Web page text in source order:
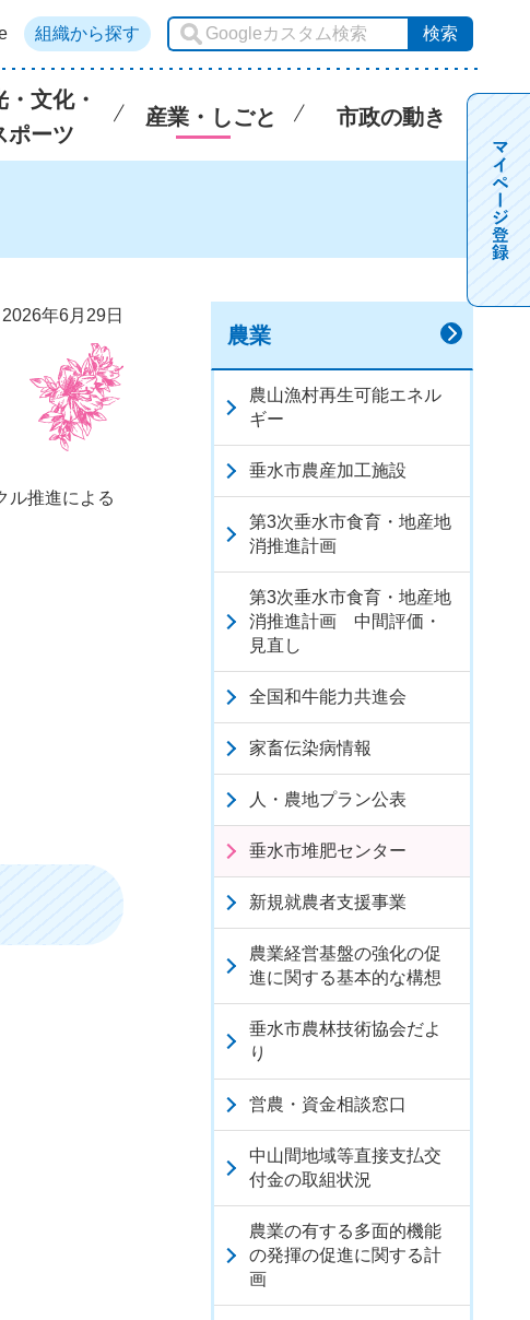
組織から探す
・文化・
ポーツ
産業・しごと 市政の動き
年6月29日
ル推進による
農業
農山漁村再生可能エネル
ギー
垂水市農産加工施設
第3次垂水市食育・地産地
消推進計画
第3次垂水市食育・地産地
消推進計画 中間評価・
見直し
全国和牛能力共進会
家畜伝染病情報
人・農地プラン公表
垂水市堆肥センター
新規就農者支援事業
農業経営基盤の強化の促
進に関する基本的な構想
垂水市農林技術協会だよ
り
営農・資金相談窓口
中山間地域等直接支払交
付金の取組状況
農業の有する多面的機能
の発揮の促進に関する計
画